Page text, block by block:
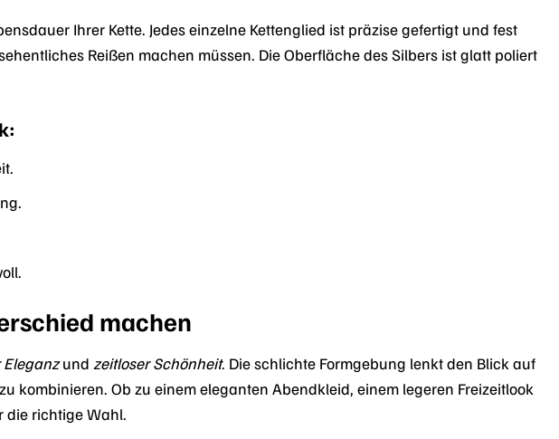
Ihrer Kette. Jedes einzelne Kettenglied ist präzise gefertigt und fest
Reißen machen müssen. Die Oberfläche des Silbers ist glatt poliert
machen
und zeitloser Schönheit. Die schlichte Formgebung lenkt den Blick auf
kombinieren. Ob zu einem eleganten Abendkleid, einem legeren Freizeitlook
die richtige Wahl.